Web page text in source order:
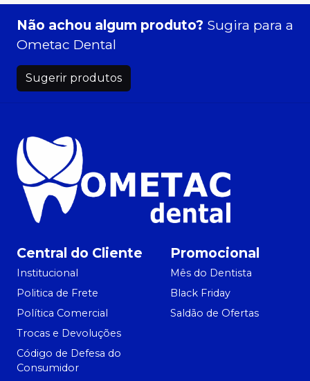
Não achou algum produto? Sugira para a
Ometac Dental
Sugerir produtos
Central do Cliente
Institucional
Politica de Frete
Política Comercial
Trocas e Devoluções
Código de Defesa do
Consumidor
Promocional
Mês do Dentista
Black Friday
Saldão de Ofertas